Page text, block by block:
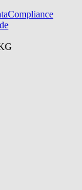
Compliance